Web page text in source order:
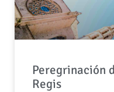
Peregrinación
Regis